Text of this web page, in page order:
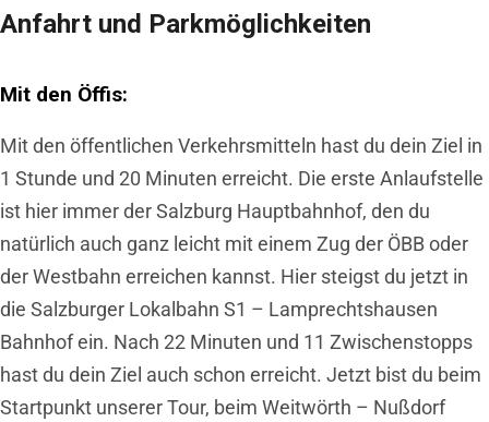
Anfahrt und Parkmöglichkeiten
Mit den Öffis:
Mit den öffentlichen Verkehrsmitteln hast du dein Ziel in
1 Stunde und 20 Minuten erreicht. Die erste Anlaufstelle
ist hier immer der Salzburg Hauptbahnhof, den du
natürlich auch ganz leicht mit einem Zug der ÖBB oder
der Westbahn erreichen kannst. Hier steigst du jetzt in
die Salzburger Lokalbahn S1 – Lamprechtshausen
Bahnhof ein. Nach 22 Minuten und 11 Zwischenstopps
hast du dein Ziel auch schon erreicht. Jetzt bist du beim
Startpunkt unserer Tour, beim Weitwörth – Nußdorf